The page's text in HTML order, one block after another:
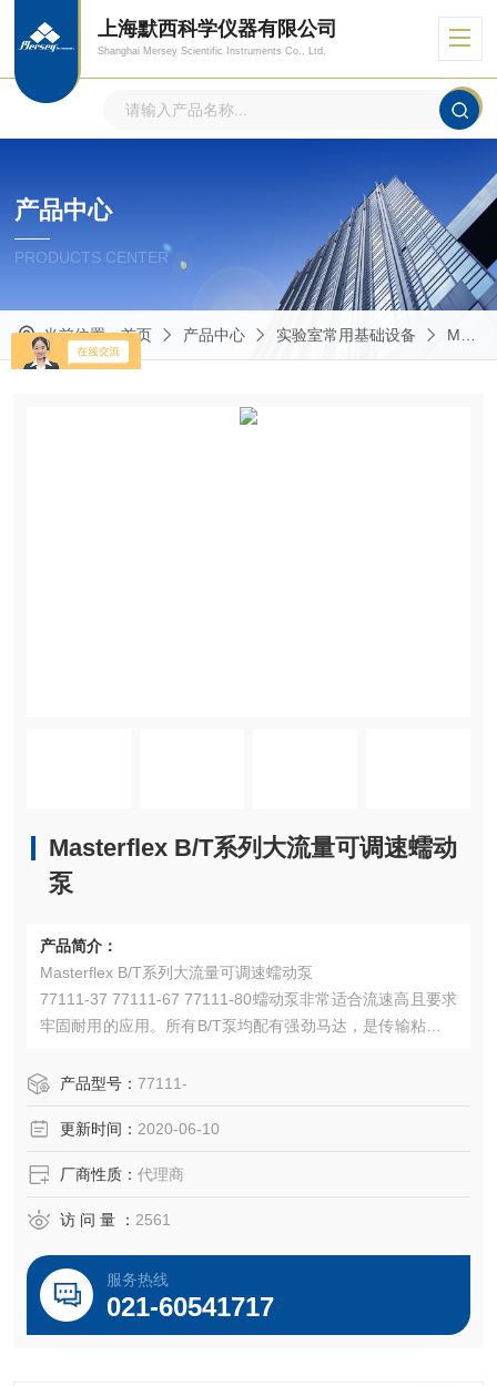
上海默西科学仪器有限公司
Shanghai Mersey Scientific Instruments Co., Ltd.
产品中心
PRODUCTS CENTER
当前位置：首页 产品中心 实验室常用基础设备 Masterflex蠕动泵
Masterflex B/T系列大流量可调速蠕动
泵
产品简介：
Masterflex B/T系列大流量可调速蠕动泵
77111-37 77111-67 77111-80蠕动泵非常适合流速高且要求
牢固耐用的应用。所有B/T泵均配有强劲马达，是传输粘稠或
产品型号： 77111-
更新时间： 2020-06-10
厂商性质： 代理商
访 问 量 ： 2561
服务热线
021-60541717